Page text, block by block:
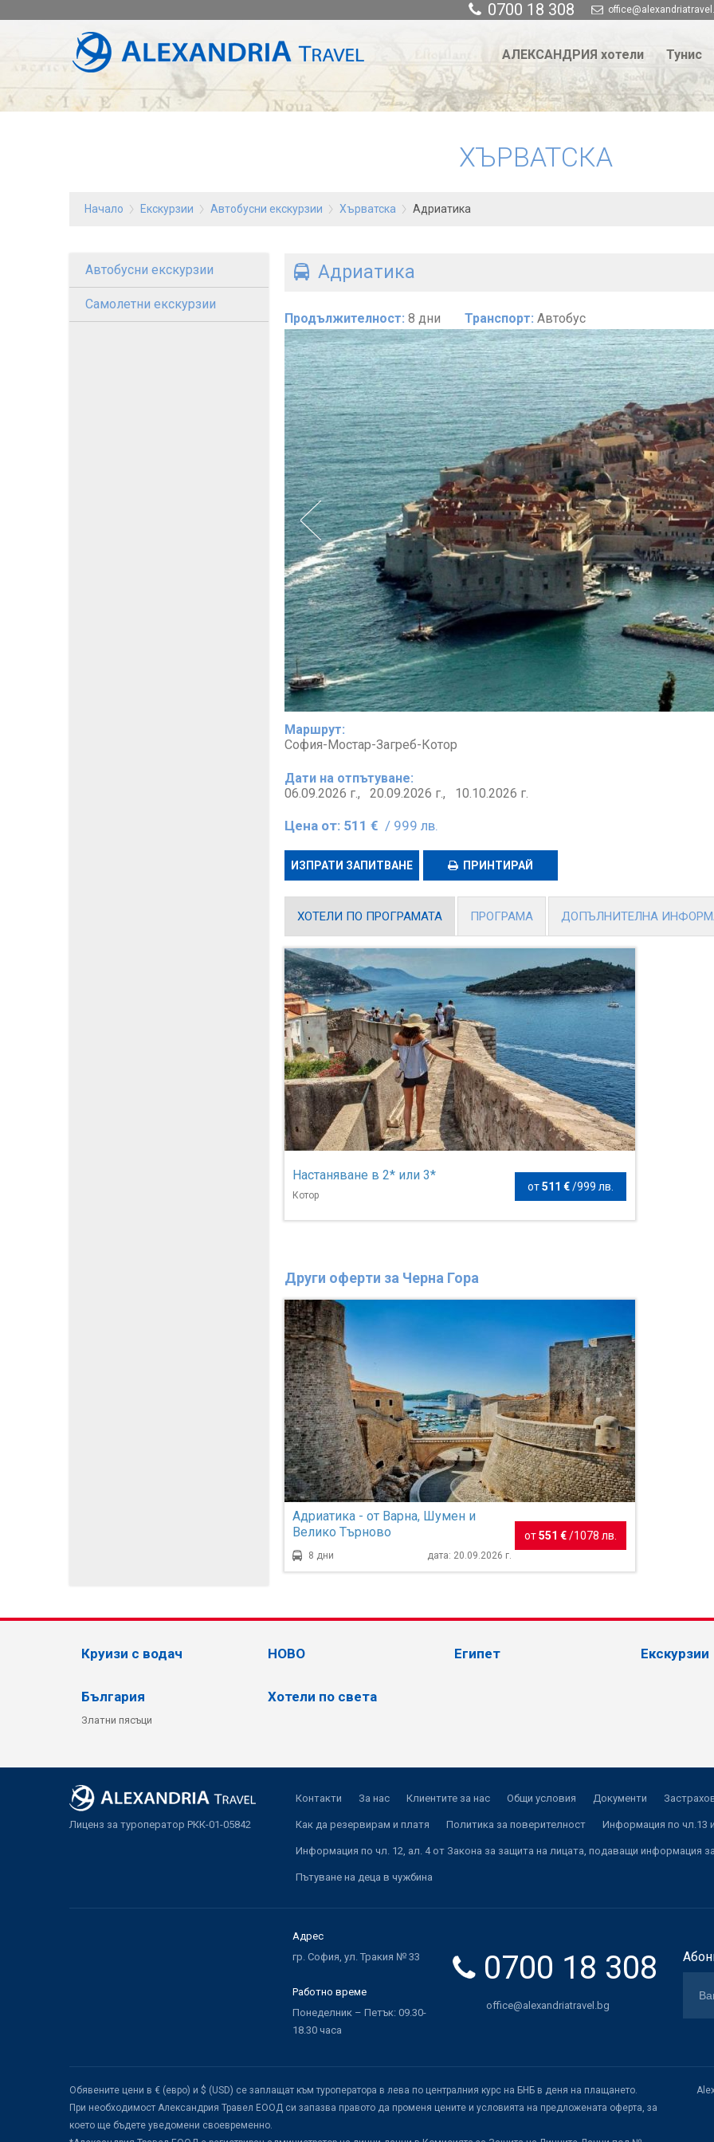
0700 18 308
АЛЕКСАНДРИЯ хотели Тунис
ХЪРВАТСКА
Начало Екскурзии Автобусни екскурзии Хърватска Адриатика
Автобусни екскурзии
Самолетни екскурзии
Адриатика
Продължителност: 8 дни Транспорт: Автобус
Маршрут:
София-Мостар-Загреб-Котор
Дати на отпътуване:
06.09.2026 г., 20.09.2026 г., 10.10.2026 г.
Цена от: 511 € / 999 лв.
ИЗПРАТИ ЗАПИТВАНЕ ПРИНТИРАЙ
ХОТЕЛИ ПО ПРОГРАМАТА ПРОГРАМА ДОПЪЛНИТЕЛНА
Настаняване в 2* или 3*
Котор
от511 € /999 лв.
Други оферти за Черна Гора
Адриатика - от Варна, Шумен и
Велико Търново
8 дни дата: 20.09.2026 г.
от551 € / 1078 лв.
Круизи с водач НОВО Египет Екскурзии
България
Златни пясъци
Хотели по света
Лиценз за туроператор РКК-01-05842
Контакти За нас Клиентите за нас Общи условия Документи
Как да резервирам и платя Политика за поверителност Информация по чл.13
Информация по чл. 12, ал. 4 от Закона за защита на лицата, подаващи информация
Пътуване на деца в чужбина
Адрес
гр. София, ул. Тракия № 33
Работно време
Понеделник – Петък: 09.30-
18.30 часа
0700 18 308
office@alexandriatravel.bg
Обявените цени в € (евро) и $ (USD) се заплащат към туроператора в лева по централния курс на БНБ в деня на плащането.
При необходимост Александрия Травел ЕООД си запазва правото да променя цените и условията на предложената оферта, за
което ще бъдете уведомени своевременно.